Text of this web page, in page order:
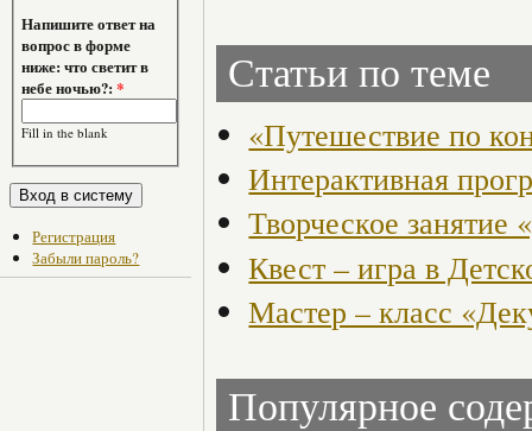
Напишите ответ на
вопрос в форме
ниже: что светит в
небе ночью?:*
Fill in the blank
Регистрация
Забыли пароль?
Статьи по теме
«Путешествие по
Интерактивная
Творческое занятие
Квест – игра в
Мастер – класс
Популярное